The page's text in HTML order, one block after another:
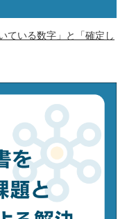
ている数字」と「確定し